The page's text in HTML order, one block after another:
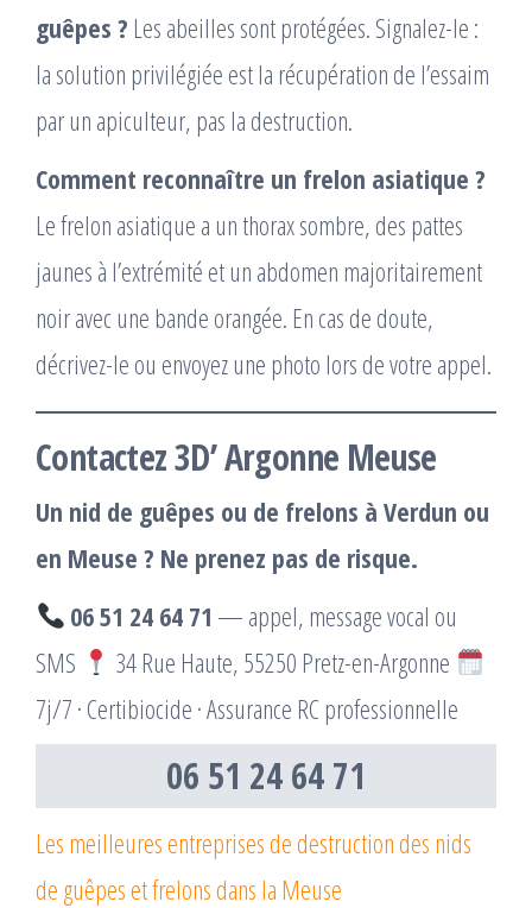
guêpes ? Les abeilles sont protégées. Signalez-le :
la solution privilégiée est la récupération de l’essaim
par un apiculteur, pas la destruction.
Comment reconnaître un frelon asiatique ?
Le frelon asiatique a un thorax sombre, des pattes
jaunes à l’extrémité et un abdomen majoritairement
noir avec une bande orangée. En cas de doute,
décrivez-le ou envoyez une photo lors de votre appel.
Contactez 3D’ Argonne Meuse
Un nid de guêpes ou de frelons à Verdun ou
en Meuse ? Ne prenez pas de risque.
06 51 24 64 71 — appel, message vocal ou
SMS
34 Rue Haute, 55250 Pretz-en-Argonne
7j/7 · Certibiocide · Assurance RC professionnelle
06 51 24 64 71
Les meilleures entreprises de destruction des nids
de guêpes et frelons dans la Meuse